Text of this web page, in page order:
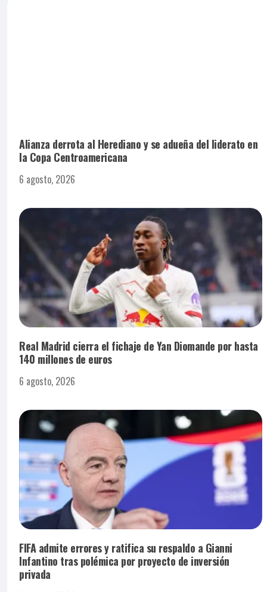
Alianza derrota al Herediano y se adueña del liderato en
la Copa Centroamericana
6 agosto, 2026
Real Madrid cierra el fichaje de Yan Diomande por hasta
140 millones de euros
6 agosto, 2026
FIFA admite errores y ratifica su respaldo a Gianni
Infantino tras polémica por proyecto de inversión
privada